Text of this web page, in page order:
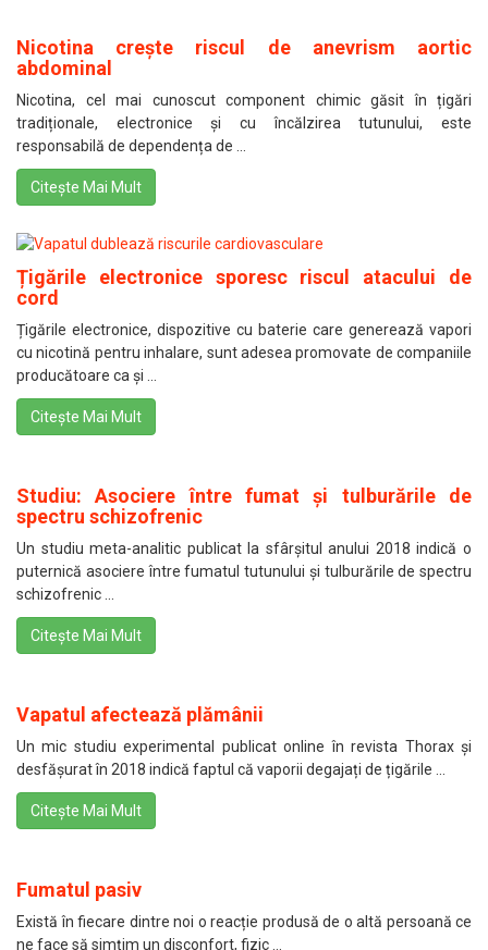
Nicotina crește riscul de anevrism aortic
abdominal
Nicotina, cel mai cunoscut component chimic găsit în țigări
tradiționale, electronice și cu încălzirea tutunului, este
responsabilă de dependența de ...
Citește Mai Mult
Țigările electronice sporesc riscul atacului de
cord
Țigările electronice, dispozitive cu baterie care generează vapori
cu nicotină pentru inhalare, sunt adesea promovate de companiile
producătoare ca și ...
Citește Mai Mult
Studiu: Asociere între fumat și tulburările de
spectru schizofrenic
Un studiu meta-analitic publicat la sfârșitul anului 2018 indică o
puternică asociere între fumatul tutunului și tulburările de spectru
schizofrenic ...
Citește Mai Mult
Vapatul afectează plămânii
Un mic studiu experimental publicat online în revista Thorax și
desfășurat în 2018 indică faptul că vaporii degajați de țigările ...
Citește Mai Mult
Fumatul pasiv
Există în fiecare dintre noi o reacție produsă de o altă persoană ce
ne face să simțim un disconfort, fizic ...